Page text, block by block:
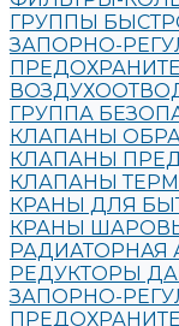
ГРУППЫ
ЗАПОРНО-
ГРУППА
КЛАПАНЫ
КЛАПАНЫ
КЛАПАНЫ
КРАНЫ ДЛЯ
КРАНЫ
РАДИАТОРНАЯ
РЕДУКТОРЫ
ЗАПОРНО-